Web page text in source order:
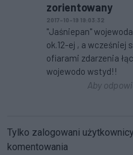
zorientowany
2017-10-19 19:03:32
"Jaśniepan"
ok.12-ej , a wcześniej
ofiarami zdarzenia
wojewodo wstyd!!
Aby
Tylko zalogowani
komentowania